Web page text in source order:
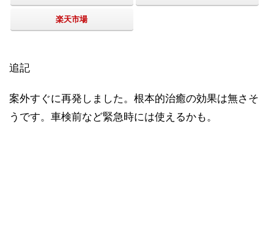
楽天市場
追記
案外すぐに再発しました。根本的治癒の効果は無さそ
うです。車検前など緊急時には使えるかも。